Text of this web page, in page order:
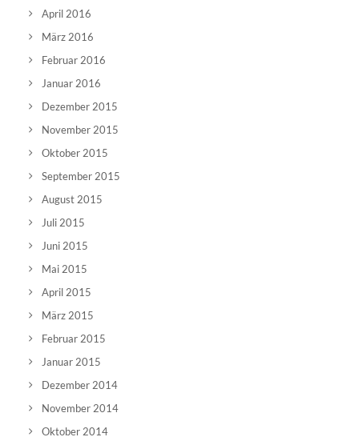
April 2016
März 2016
Februar 2016
Januar 2016
Dezember 2015
November 2015
Oktober 2015
September 2015
August 2015
Juli 2015
Juni 2015
Mai 2015
April 2015
März 2015
Februar 2015
Januar 2015
Dezember 2014
November 2014
Oktober 2014